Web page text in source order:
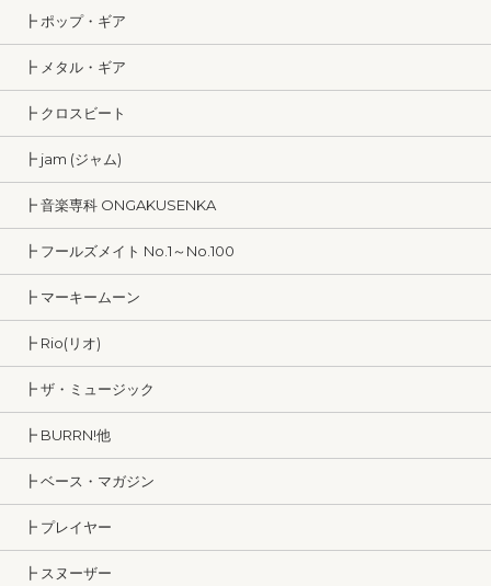
┣ ポップ・ギア
┣ メタル・ギア
┣ クロスビート
┣ jam (ジャム)
┣ 音楽専科 ONGAKUSENKA
┣ フールズメイト No.1～No.100
┣ マーキームーン
┣ Rio(リオ)
┣ ザ・ミュージック
┣ BURRN!他
┣ ベース・マガジン
┣ プレイヤー
┣ スヌーザー